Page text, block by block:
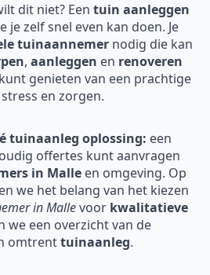
dit niet? Een tuin aanleggen
je zelf snel even kan doen. Je
tuinaannemer nodig die kan
, aanleggen en renoveren
genieten van een prachtige
en zorgen.
tuinaanleg oplossing: een
offertes kunt aanvragen
in Malle en omgeving. Op
we het belang van het kiezen
in Mallevoor kwalitatieve
we een overzicht van de
omtrenttuinaanleg.